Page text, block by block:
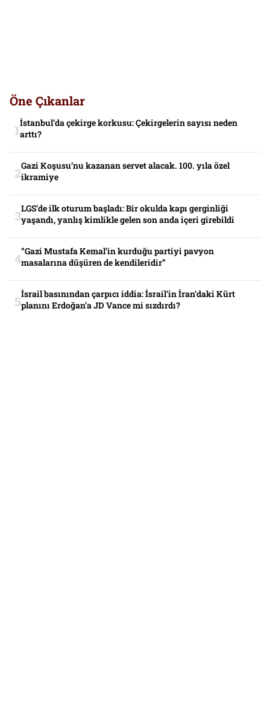
Öne Çıkanlar
İstanbul’da çekirge korkusu: Çekirgelerin sayısı neden
arttı?
Gazi Koşusu’nu kazanan servet alacak. 100. yıla özel
ikramiye
LGS’de ilk oturum başladı: Bir okulda kapı gerginliği
yaşandı, yanlış kimlikle gelen son anda içeri girebildi
“Gazi Mustafa Kemal’in kurduğu partiyi pavyon
masalarına düşüren de kendileridir”
İsrail basınından çarpıcı iddia: İsrail’in İran’daki Kürt
planını Erdoğan’a JD Vance mi sızdırdı?